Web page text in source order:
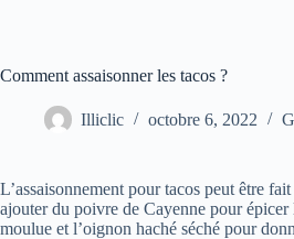
Comment assaisonner les tacos ?
Illiclic octobre 6, 2022
L’assaisonnement pour tacos peut être
ajouter du poivre de Cayenne pour
moulue et l’oignon haché séché pour